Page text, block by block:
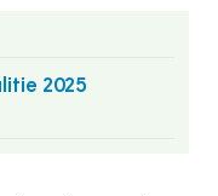
2025